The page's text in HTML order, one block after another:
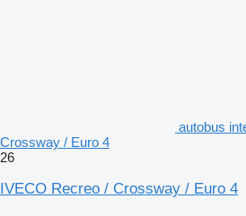
autobus
Crossway / Euro 4
26
IVECO Recreo / Crossway / Euro 4